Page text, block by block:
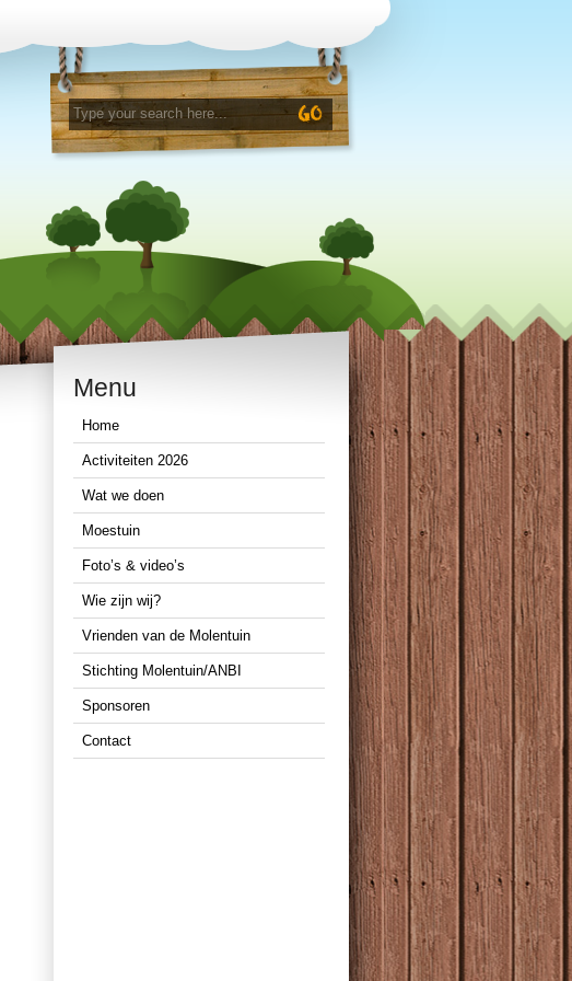
Menu
Home
Activiteiten 2026
Wat we doen
Moestuin
Foto’s & video’s
Wie zijn wij?
Vrienden van de Molentuin
Stichting Molentuin/ANBI
Sponsoren
Contact